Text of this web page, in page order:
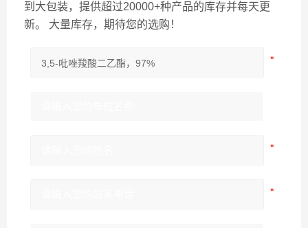
到大包装，提供超过20000+种产品的库存并每天更
新。 大量库存，期待您的选购！